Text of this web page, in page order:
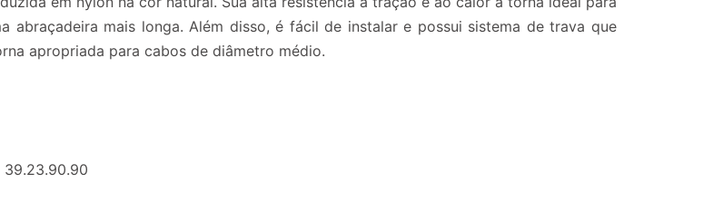
abraçadeira mais longa. Além disso, é fácil de instalar e possui sistema de trava que
apropriada para cabos de diâmetro médio.
39.23.90.90